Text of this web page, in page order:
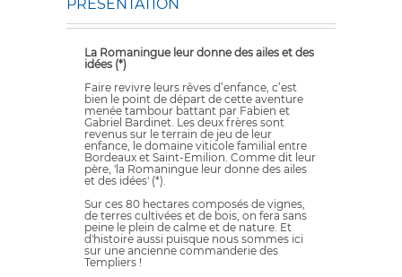
PRÉSENTATION
La Romaningue leur donne des ailes et des
idées (*)
Faire revivre leurs rêves d’enfance, c’est
bien le point de départ de cette aventure
menée tambour battant par Fabien et
Gabriel Bardinet. Les deux frères sont
revenus sur le terrain de jeu de leur
enfance, le domaine viticole familial entre
Bordeaux et Saint-Emilion. Comme dit leur
père, 'la Romaningue leur donne des ailes
et des idées' (*).
Sur ces 80 hectares composés de vignes,
de terres cultivées et de bois, on fera sans
peine le plein de calme et de nature. Et
d'histoire aussi puisque nous sommes ici
sur une ancienne commanderie des
Templiers !